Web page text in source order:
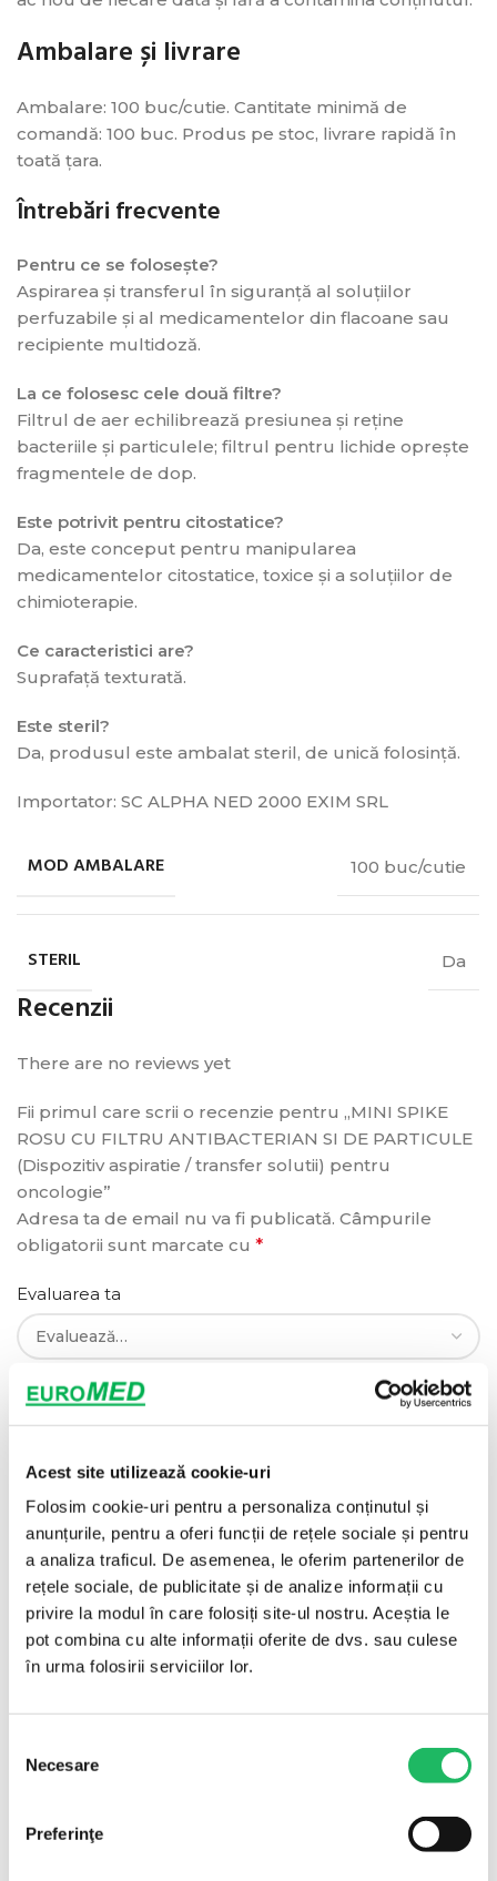
Acest site utilizează cookie-uri
Folosim cookie-uri pentru a personaliza conținutul și
anunțurile, pentru a oferi funcții de rețele sociale și pentru
a analiza traficul. De asemenea, le oferim partenerilor de
rețele sociale, de publicitate și de analize informații cu
privire la modul în care folosiți site-ul nostru. Aceștia le
pot combina cu alte informații oferite de dvs. sau culese
în urma folosirii serviciilor lor.
consimțământului
Necesare
Preferinţe
Ambalare și livrare
Ambalare: 100 buc/cutie. Cantitate minimă de
comandă: 100 buc. Produs pe stoc, livrare rapidă în
toată țara.
Întrebări frecvente
Pentru ce se folosește?
Aspirarea și transferul în siguranță al soluțiilor
perfuzabile și al medicamentelor din flacoane sau
recipiente multidoză.
La ce folosesc cele două filtre?
Filtrul de aer echilibrează presiunea și reține
bacteriile și particulele; filtrul pentru lichide oprește
fragmentele de dop.
Este potrivit pentru citostatice?
Da, este conceput pentru manipularea
medicamentelor citostatice, toxice și a soluțiilor de
chimioterapie.
Ce caracteristici are?
Suprafață texturată.
Este steril?
Da, produsul este ambalat steril, de unică folosință.
Importator: SC ALPHA NED 2000 EXIM SRL
MOD AMBALARE 100 buc/cutie
STERIL Da
Recenzii
There are no reviews yet
Fii primul care scrii o recenzie pentru „MINI SPIKE
ROSU CU FILTRU ANTIBACTERIAN SI DE PARTICULE
(Dispozitiv aspiratie / transfer solutii) pentru
oncologie”
Adresa ta de email nu va fi publicată. Câmpurile
obligatorii sunt marcate cu *
Evaluarea ta
Nume*